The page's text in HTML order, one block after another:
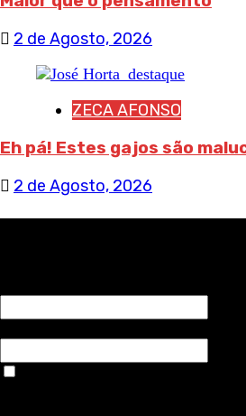
2 de Agosto, 2026
ZECA AFONSO
Eh pá! Estes gajos são
2 de Agosto, 2026